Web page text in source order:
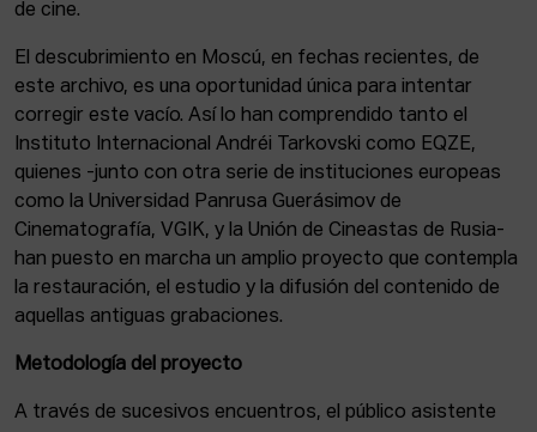
de cine.
El descubrimiento en Moscú, en fechas recientes, de
este archivo, es una oportunidad única para intentar
corregir este vacío. Así lo han comprendido tanto el
Instituto Internacional Andréi Tarkovski como EQZE,
quienes -junto con otra serie de instituciones europeas
como la Universidad Panrusa Guerásimov de
Cinematografía, VGIK, y la Unión de Cineastas de Rusia-
han puesto en marcha un amplio proyecto que contempla
la restauración, el estudio y la difusión del contenido de
aquellas antiguas grabaciones.
Metodología del proyecto
A través de sucesivos encuentros, el público asistente